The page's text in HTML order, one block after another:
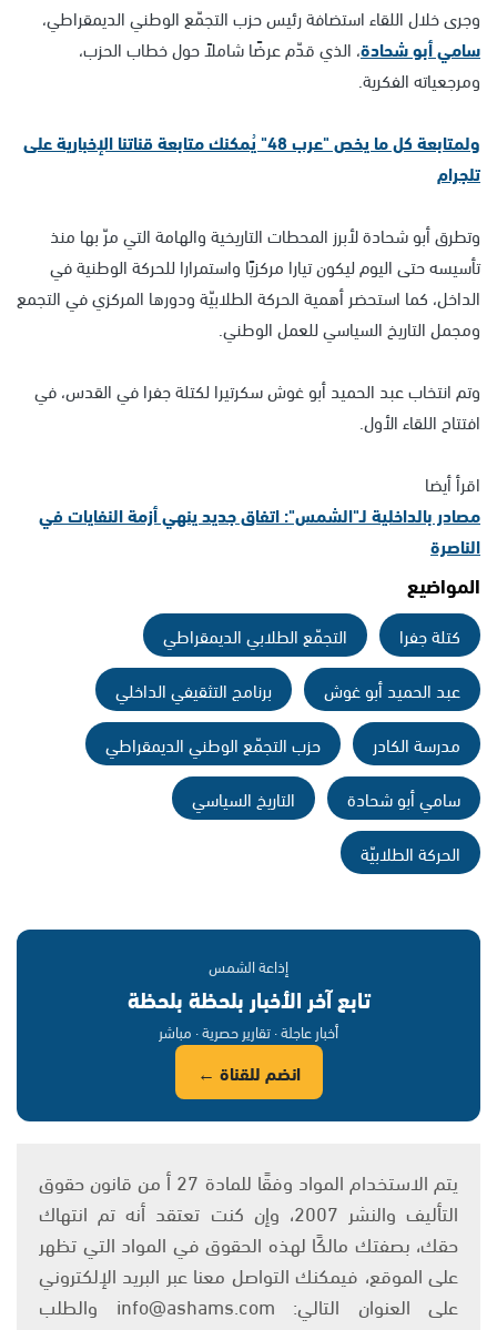
وجرى خلال اللقاء استضافة رئيس حزب التجمّع الوطني الديمقراطي،
سامي أبو شحادة، الذي قدّم عرضًا شاملاً حول خطاب الحزب،
ومرجعياته الفكرية.
ولمتابعة كل ما يخص "عرب 48" يُمكنك متابعة قناتنا الإخبارية على
تلجرام
وتطرق أبو شحادة لأبرز المحطات التاريخية والهامة التي مرّ بها منذ
تأسيسه حتى اليوم ليكون تيارا مركزيًا واستمرارا للحركة الوطنية في
الداخل، كما استحضر أهمية الحركة الطلابيّة ودورها المركزي في التجمع
ومجمل التاريخ السياسي للعمل الوطني.
وتم انتخاب عبد الحميد أبو غوش سكرتيرا لكتلة جفرا في القدس، في
افتتاح اللقاء الأول.
اقرأ أيضا
مصادر بالداخلية لـ"الشمس": اتفاق جديد ينهي أزمة النفايات في
الناصرة
المواضيع
كتلة جفرا
التجمّع الطلابي الديمقراطي
عبد الحميد أبو غوش
برنامج التثقيفي الداخلي
مدرسة الكادر
حزب التجمّع الوطني الديمقراطي
سامي أبو شحادة
التاريخ السياسي
الحركة الطلابيّة
إذاعة الشمس
تابع آخر الأخبار بلحظة بلحظة
أخبار عاجلة · تقارير حصرية · مباشر
انضم للقناة ←
يتم الاستخدام المواد وفقًا للمادة 27 أ من قانون حقوق
التأليف والنشر 2007، وإن كنت تعتقد أنه تم انتهاك
حقك، بصفتك مالكًا لهذه الحقوق في المواد التي تظهر
على الموقع، فيمكنك التواصل معنا عبر البريد الإلكتروني
على العنوان التالي: info@ashams.com والطلب